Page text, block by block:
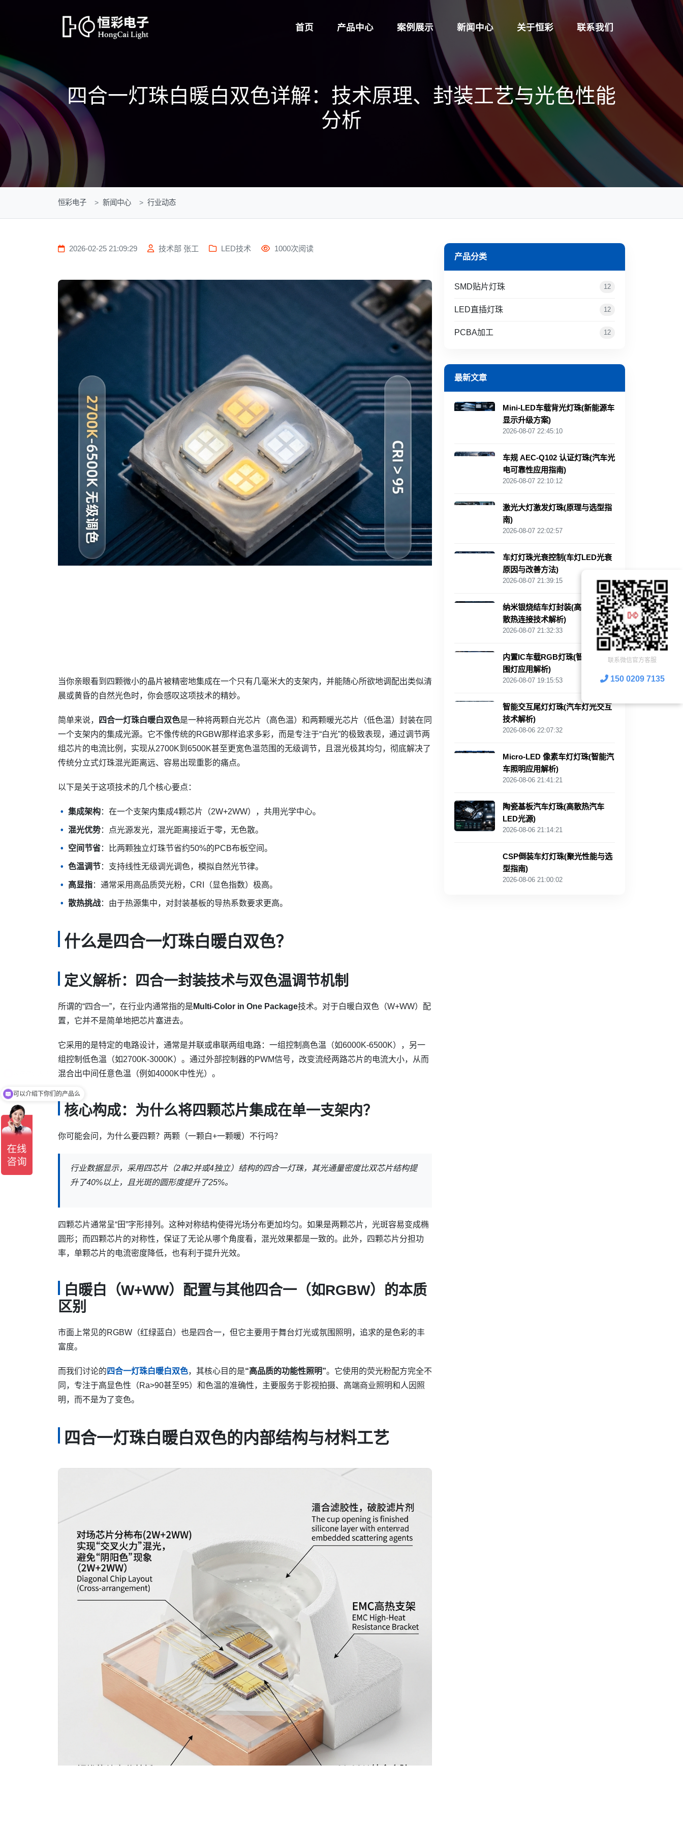
首页 产品中心 案例展示 新闻中心 关于恒彩 联系我们
四合一灯珠白暖白双色详解：技术原理、封装工艺与光色性能
分析
恒彩电子 新闻中心 行业动态
2026-02-25 21:09:29 技术部 张工 LED技术 1000次阅读
当你亲眼看到四颗微小的晶片被精密地集成在一个只有几毫米大的支架内，并能随心所欲地调配出类似清
晨或黄昏的自然光色时，你会感叹这项技术的精妙。
简单来说， 四合一灯珠白暖白双色是一种将两颗白光芯片（高色温）和两颗暖光芯片（低色温）封装在同
一个支架内的集成光源。它不像传统的RGBW那样追求多彩，而是专注于“白光”的极致表现，通过调节两
组芯片的电流比例，实现从2700K到6500K甚至更宽色温范围的无级调节，且混光极其均匀，彻底解决了
传统分立式灯珠混光距离远、容易出现重影的痛点。
以下是关于这项技术的几个核心要点：
集成架构：在一个支架内集成4颗芯片（2W+2WW），共用光学中心。
混光优势：点光源发光，混光距离接近于零，无色散。
空间节省：比两颗独立灯珠节省约50%的PCB布板空间。
色温调节：支持线性无级调光调色，模拟自然光节律。
高显指：通常采用高品质荧光粉，CRI（显色指数）极高。
散热挑战：由于热源集中，对封装基板的导热系数要求更高。
什么是四合一灯珠白暖白双色？
定义解析：四合一封装技术与双色温调节机制
所谓的“四合一”，在行业内通常指的是 Multi-Color in One Package技术。对于白暖白双色（W+WW）配
置，它并不是简单地把芯片塞进去。
它采用的是特定的电路设计，通常是并联或串联两组电路：一组控制高色温（如6000K-6500K），另一
组控制低色温（如2700K-3000K）。通过外部控制器的PWM信号，改变流经两路芯片的电流大小，从而
混合出中间任意色温（例如4000K中性光）。
核心构成：为什么将四颗芯片集成在单一支架内？
你可能会问，为什么要四颗？两颗（一颗白+一颗暖）不行吗？
行业数据显示，采用四芯片（2串2并或4独立）结构的四合一灯珠，其光通量密度比双芯片结构提
升了40%以上，且光斑的圆形度提升了25%。
四颗芯片通常呈“田”字形排列。这种对称结构使得光场分布更加均匀。如果是两颗芯片，光斑容易变成椭
圆形；而四颗芯片的对称性，保证了无论从哪个角度看，混光效果都是一致的。此外，四颗芯片分担功
率，单颗芯片的电流密度降低，也有利于提升光效。
白暖白（W+WW）配置与其他四合一（如RGBW）的本质
区别
市面上常见的RGBW（红绿蓝白）也是四合一，但它主要用于舞台灯光或氛围照明，追求的是色彩的丰
富度。
而我们讨论的 四合一灯珠白暖白双色，其核心目的是“高品质的功能性照明”。它使用的荧光粉配方完全不
同，专注于高显色性（Ra>90甚至95）和色温的准确性，主要服务于影视拍摄、高端商业照明和人因照
明，而不是为了变色。
四合一灯珠白暖白双色的内部结构与材料工艺
产品分类
SMD贴片灯珠 12
LED直插灯珠 12
PCBA加工 12
最新文章
Mini‑LED车载背光灯珠(新能源车
显示升级方案)
2026-08-07 22:45:10
车规 AEC‑Q102 认证灯珠(汽车光
电可靠性应用指南)
2026-08-07 22:10:12
激光大灯激发灯珠(原理与选型指
南)
2026-08-07 22:02:57
车灯灯珠光衰控制(车灯LED光衰
原因与改善方法)
2026-08-07 21:39:15
纳米银烧结车灯封装(高可靠LED
散热连接技术解析)
2026-08-07 21:32:33
内置IC车载RGB灯珠(智能汽车氛
围灯应用解析)
2026-08-07 19:15:53
智能交互尾灯灯珠(汽车灯光交互
技术解析)
2026-08-06 22:07:32
Micro-LED 像素车灯灯珠(智能汽
车照明应用解析)
2026-08-06 21:41:21
陶瓷基板汽车灯珠(高散热汽车
LED光源)
2026-08-06 21:14:21
CSP倒装车灯灯珠(聚光性能与选
型指南)
2026-08-06 21:00:02
联系微信官方客服
150 0209 7135
可以介绍下你们的产品么